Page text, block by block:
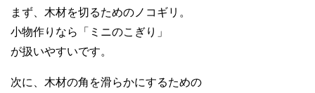
まず、木材を切るためのノコギリ。
小物作りなら「ミニのこぎり」
が扱いやすいです。
次に、木材の角を滑らかにするための